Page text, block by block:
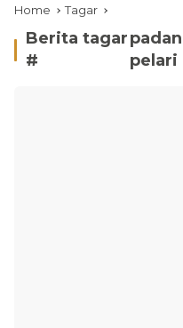
Home Tagar
Berita tagar
#
pelari